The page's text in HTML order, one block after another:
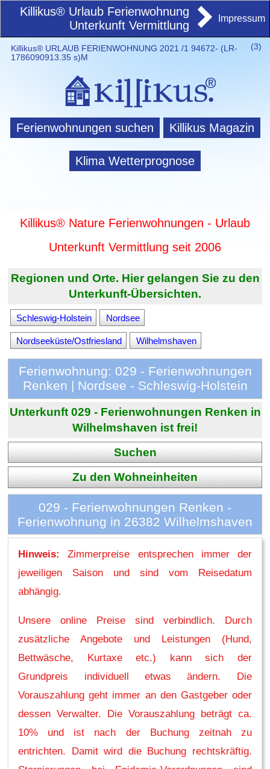
Killikus® Urlaub Ferienwohnung
Unterkunft Vermittlung
Impressum
(3)
Killikus® URLAUB FERIENWOHNUNG 2021 /1 94672- (LR-
1786090913.35 s)M
Ferienwohnungen suchen Killikus Magazin
Klima Wetterprognose
Killikus® Nature Ferienwohnungen - Urlaub
Unterkunft Vermittlung seit 2006
Regionen und Orte. Hier gelangen Sie zu den
Unterkunft-Übersichten.
Schleswig-Holstein Nordsee
Nordseeküste/Ostfriesland Wilhelmshaven
Ferienwohnung: 029 - Ferienwohnungen
Renken | Nordsee - Schleswig-Holstein
Unterkunft 029 - Ferienwohnungen Renken in
Wilhelmshaven ist frei!
Suchen
Zu den Wohneinheiten
029 - Ferienwohnungen Renken -
Ferienwohnung in 26382 Wilhelmshaven
Hinweis:
Zimmerpreise entsprechen immer der
jeweiligen Saison und sind vom Reisedatum
abhängig.
Unsere online Preise sind verbindlich. Durch
zusätzliche Angebote und Leistungen (Hund,
Bettwäsche, Kurtaxe etc.) kann sich der
Grundpreis individuell etwas ändern. Die
Vorauszahlung geht immer an den Gastgeber oder
dessen Verwalter. Die Vorauszahlung beträgt ca.
10% und ist nach der Buchung zeitnah zu
entrichten. Damit wird die Buchung rechtskräftig.